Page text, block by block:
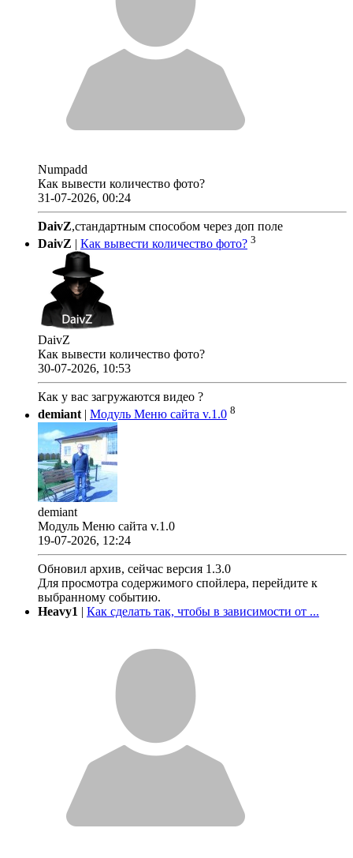
Numpadd
Как вывести количество фото?
31-07-2026, 00:24
DaivZ,стандартным способом через доп поле
DaivZ | Как вывести количество фото? 3
DaivZ
Как вывести количество фото?
30-07-2026, 10:53
Как у вас загружаются видео ?
demiant| Модуль Меню сайта v.1.0 8
demiant
Модуль Меню сайта v.1.0
19-07-2026, 12:24
Обновил архив, сейчас версия 1.3.0
Для просмотра содержимого спойлера, перейдите к
выбранному событию.
Heavy1 | Как сделать так, чтобы в зависимости от ...